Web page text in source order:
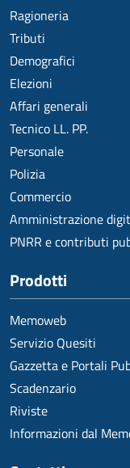
Ragioneria
Tributi
Demografici
Elezioni
Affari generali
Tecnico LL. PP.
Personale
Polizia
Commercio
Amministrazione
PNRR e contributi
Prodotti
Memoweb
Servizio Quesiti
Gazzetta e Portali
Scadenzario
Riviste
Informazioni dal